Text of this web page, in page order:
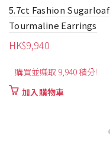
5.7ct Fashion Sugarloaf
Tourmaline Earrings
HK$9,940
購買並賺取 9,940 積分!
加入購物車